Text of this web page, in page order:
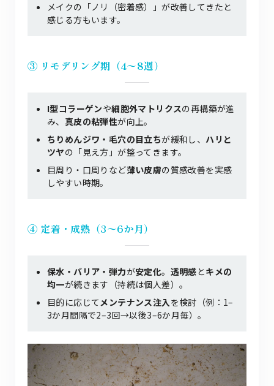
メイクの「ノリ（密着感）」が改善してきたと
感じる方もいます。
③ リモデリング期（4〜8週）
I型コラーゲンや細胞外マトリクスの再構築が進
み、 真皮の粘弾性が向上。
ちりめんジワ・毛穴の目立ちが緩和し、 ハリと
ツヤの「見え方」が整ってきます。
目周り・口周りなど薄い皮膚の質感改善を実感
しやすい時期。
④ 定着・成熟（3〜6か月）
保水・バリア・弾力が安定化。 透明感とキメの
均一が続きます（持続は個人差）。
目的に応じてメンテナンス注入を検討（例：1–
3か月間隔で2–3回→以後3–6か月毎）。